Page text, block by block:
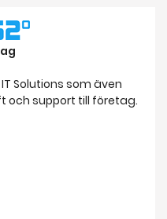
Solutions som även
och support till företag.